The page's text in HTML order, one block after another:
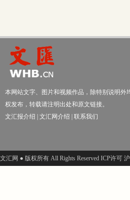
本网站文字、图片和视频作品，除特别说明外
权发布，转载请注明出处和原文链接。
文汇报介绍
文汇网介绍 联系我们
文汇网 ● 版权所有 All Rights Reserved ICP许可